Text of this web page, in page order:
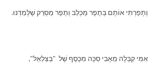
וְתָפַרְתִּי אוֹתָם בְּתֶפֶר מַכְלֵב וְתֶפֶר מַסְרֵק שֶׁלָּמַדְנוּ.
אִמִּי קִבְּלָה מֵאָבִי סִכָּה מִכֶּסֶף שֶׁל "בְּצַלְאֵל",